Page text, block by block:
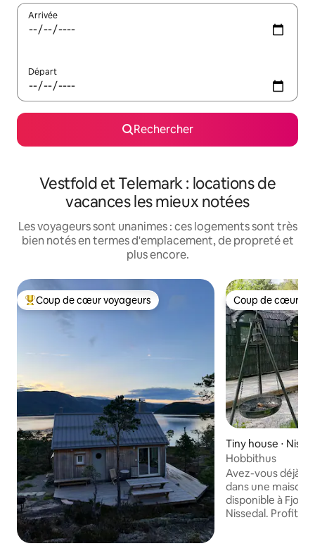
Arrivée
Départ
Rechercher
Vestfold et Telemark : locations de
vacances les mieux notées
Les voyageurs sont unanimes : ces logements sont très
bien notés en termes d'emplacement, de propreté et
plus encore.
Coups de cœur voyageurs les plus appréciés
Coup de cœur voyageurs Coup de cœur
Coup de cœur
Tiny house ⋅
Hobbithus
Avez-vous déjà
dans une maison
disponible à
Nissedal. Profitez de l'air frais et admirez